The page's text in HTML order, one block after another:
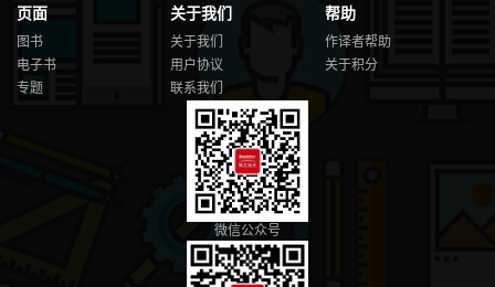
页面
图书
电子书
专题
关于我们
关于我们
用户协议
联系我们
帮助
作译者帮助
关于积分
微信公众号